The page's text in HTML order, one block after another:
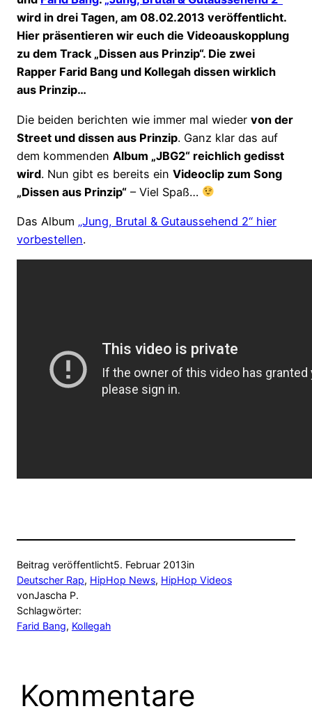
wird in drei Tagen, am 08.02.2013 veröffentlicht.
Hier präsentieren wir euch die Videoauskopplung
zu dem Track „Dissen aus Prinzip“. Die zwei
Rapper Farid Bang und Kollegah dissen wirklich
aus Prinzip…
Die beiden berichten wie immer mal wieder von der
Street und dissen aus Prinzip. Ganz klar das auf
dem kommenden Album „JBG2“ reichlich gedisst
wird. Nun gibt es bereits ein Videoclip zum Song
„Dissen aus Prinzip“ – Viel Spaß…
Das Album „Jung, Brutal & Gutaussehend 2“ hier
vorbestellen.
Beitrag veröffentlicht5. Februar 2013in
Deutscher Rap, HipHop News, HipHop Videos
vonJascha P.
Schlagwörter:
Farid Bang, Kollegah
Kommentare